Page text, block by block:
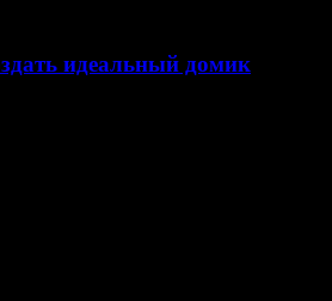
идеальный домик